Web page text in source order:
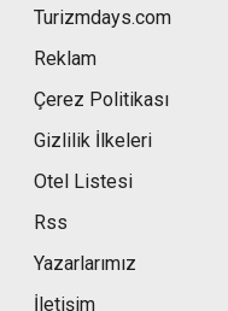
Turizmdays.com
Reklam
Çerez Politikası
Gizlilik İlkeleri
Otel Listesi
Rss
Yazarlarımız
İletişim